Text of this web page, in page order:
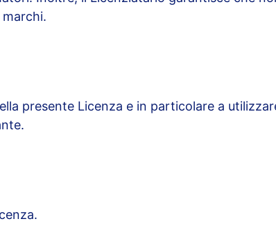
presente Licenza e in particolare a